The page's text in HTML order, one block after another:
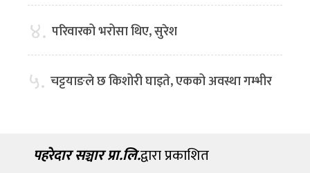
४. परिवारको भरोसा थिए, सुरेश
५. चट्टयाङले छ किशोरी घाइते, एकको अवस्था गम्भीर
पहरेदार सञ्चार प्रा.लि.द्वारा प्रकाशित